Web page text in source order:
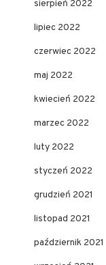
sierpień 2022
lipiec 2022
czerwiec 2022
maj 2022
kwiecień 2022
marzec 2022
luty 2022
styczeń 2022
grudzień 2021
listopad 2021
październik 2021